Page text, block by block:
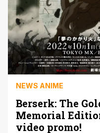
NEWS ANIME
Berserk: The
Memorial
video promo!